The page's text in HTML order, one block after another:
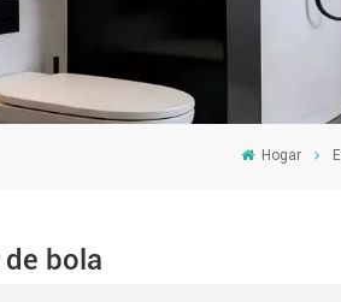
Hogar
bola